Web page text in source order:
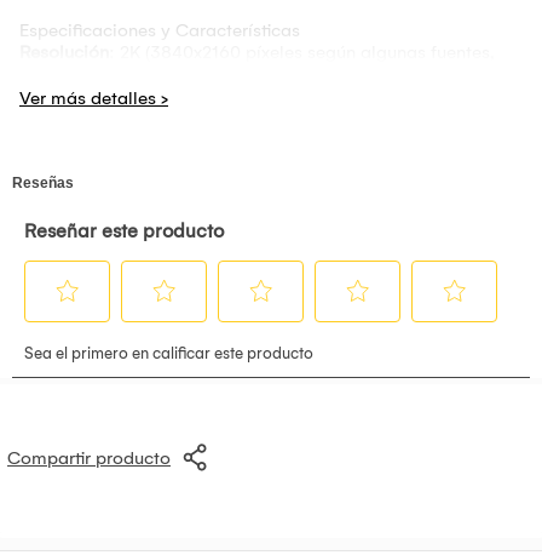
Especificaciones y Características
Ángulo de visión : Capacidad de rotación de
Audio bidireccional
Detección inteligente: Incluye detección de movimiento
Conectividad
: Se conecta a través de Wi-Fi y es compatible
con la aplicaciónMi Home
Almacenamiento
: Admite tarjetas Micro SD (hasta 64 GB,
Compatibilidad: Compatible con Android e iOS
Locación de la cámara: Interior
Compartir producto